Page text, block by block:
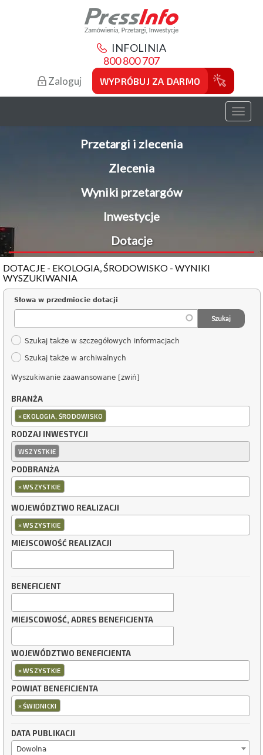
INFOLINIA
800 800 707
Zaloguj WYPRÓBUJ ZA DARMO
Toggle
Przetargi i zlecenia
Zlecenia
Wyniki przetargów
Inwestycje
Dotacje
DOTACJE - EKOLOGIA, ŚRODOWISKO - WYNIKI
WYSZUKIWANIA
Słowa w przedmiocie dotacji
Szukaj także w szczegółowych informacjach
Szukaj także w archiwalnych
Wyszukiwanie zaawansowane [zwiń]
BRANŻA
×EKOLOGIA, ŚRODOWISKO
RODZAJ INWESTYCJI
WSZYSTKIE
PODBRANŻA
×WSZYSTKIE
WOJEWÓDZTWO REALIZACJI
×WSZYSTKIE
MIEJSCOWOŚĆ REALIZACJI
BENEFICJENT
MIEJSCOWOŚĆ, ADRES BENEFICJENTA
WOJEWÓDZTWO BENEFICJENTA
×WSZYSTKIE
POWIAT BENEFICJENTA
×ŚWIDNICKI
DATA PUBLIKACJI
Dowolna